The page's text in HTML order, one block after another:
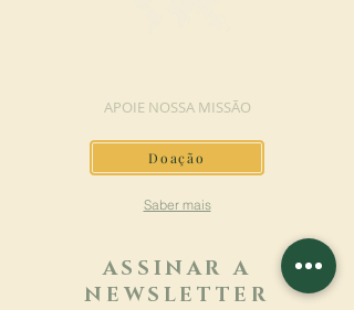
APOIE NOSSA MISSÃO
Doação
Saber mais
ASSINAR A
NEWSLETTER